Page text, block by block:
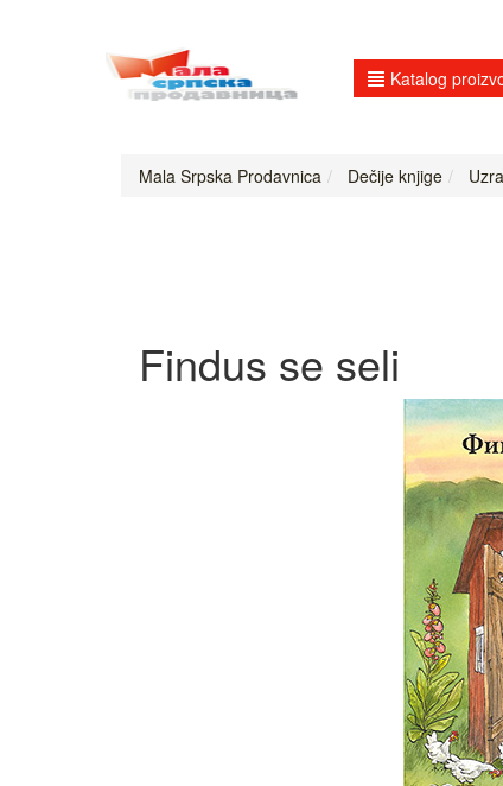
Katalog
Mala Srpska Prodavnica Dečije knjige
Findus se seli